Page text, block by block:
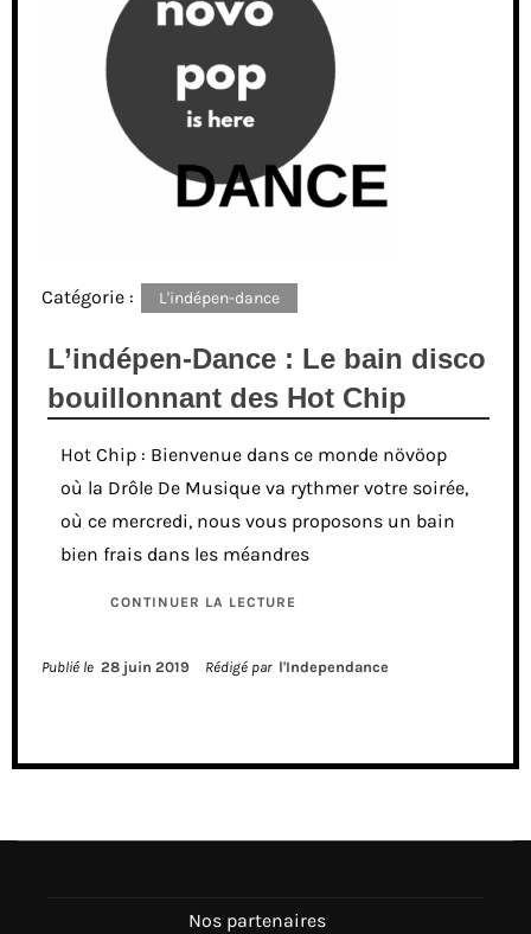
Catégorie : L'indépen-dance
L’indépen-Dance : Le bain disco
bouillonnant des Hot Chip
Hot Chip : Bienvenue dans ce monde növöop
où la Drôle De Musique va rythmer votre soirée,
où ce mercredi, nous vous proposons un bain
bien frais dans les méandres
CONTINUER LA LECTURE
Publié le 28 juin 2019 Rédigé par l'Independance
Nos partenaires